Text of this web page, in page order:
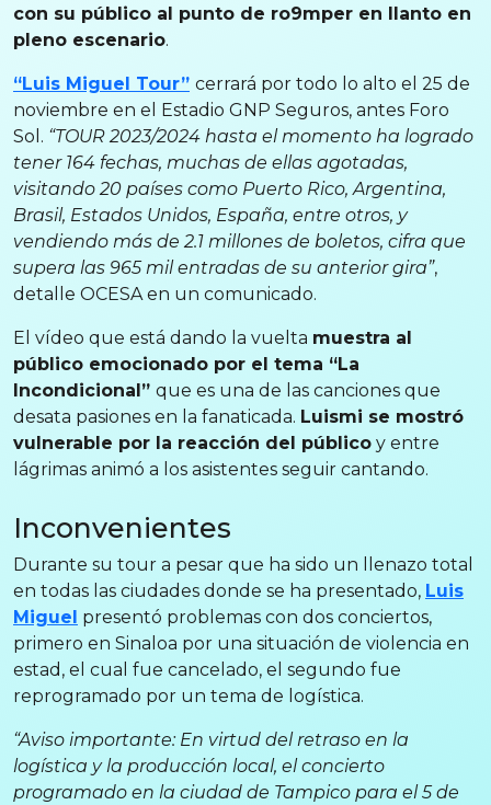
con su público al punto de ro9mper en llanto en
pleno escenario.
“Luis Miguel Tour” cerrará por todo lo alto el 25 de
noviembre en el Estadio GNP Seguros, antes Foro
Sol. “TOUR 2023/2024 hasta el momento ha logrado
tener 164 fechas, muchas de ellas agotadas,
visitando 20 países como Puerto Rico, Argentina,
Brasil, Estados Unidos, España, entre otros, y
vendiendo más de 2.1 millones de boletos, cifra que
supera las 965 mil entradas de su anterior gira”,
detalle OCESA en un comunicado.
El vídeo que está dando la vuelta muestra al
público emocionado por el tema “La
Incondicional” que es una de las canciones que
desata pasiones en la fanaticada. Luismi se mostró
vulnerable por la reacción del público y entre
lágrimas animó a los asistentes seguir cantando.
Inconvenientes
Durante su tour a pesar que ha sido un llenazo total
en todas las ciudades donde se ha presentado, Luis
Miguel presentó problemas con dos conciertos,
primero en Sinaloa por una situación de violencia en
estad, el cual fue cancelado, el segundo fue
reprogramado por un tema de logística.
“Aviso importante: En virtud del retraso en la
logística y la producción local, el concierto
programado en la ciudad de Tampico para el 5 de